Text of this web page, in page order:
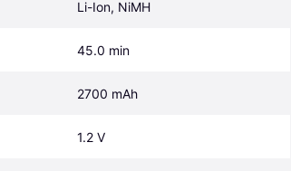
Li-Ion, NiMH
45.0 min
2700 mAh
1.2 V